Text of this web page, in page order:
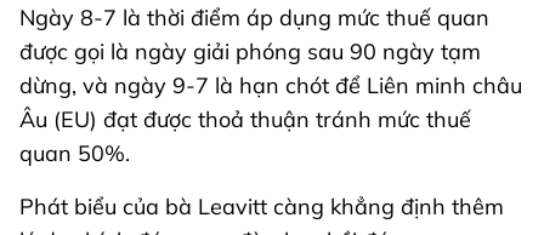
Ngày 8-7 là thời điểm áp dụng mức thuế quan
được gọi là ngày giải phóng sau 90 ngày tạm
dừng, và ngày 9-7 là hạn chót để Liên minh châu
Âu (EU) đạt được thoả thuận tránh mức thuế
quan 50%.
Phát biểu của bà Leavitt càng khẳng định thêm